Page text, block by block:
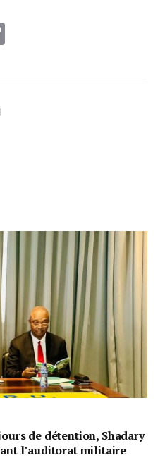
de détention, Shadary
l’auditorat militaire